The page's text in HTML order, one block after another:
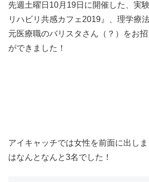
先週土曜日10月19日に開催した、実
リハビリ共感カフェ2019』、理学療
元医療職のバリスタさん（？）をお
ができました！
アイキャッチでは女性を前面に出し
はなんとなんと3名でした！